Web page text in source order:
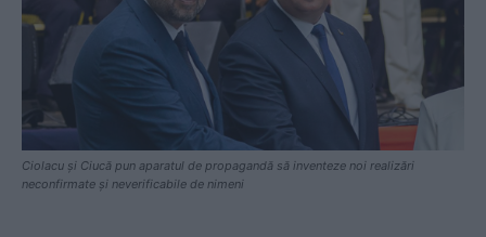
Ciolacu și Ciucă pun aparatul de propagandă să inventeze noi realizări
neconfirmate și neverificabile de nimeni